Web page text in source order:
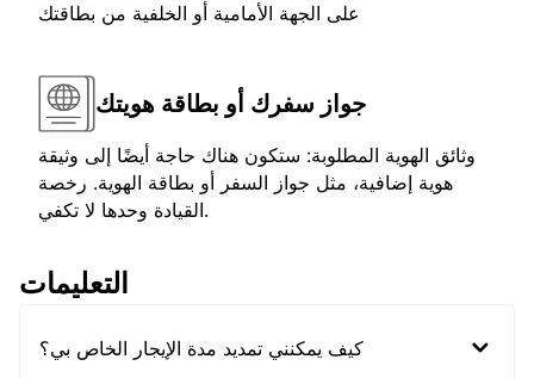
على الجهة الأمامية أو الخلفية من بطاقتك
جواز سفرك أو بطاقة هويتك
وثائق الهوية المطلوبة: ستكون هناك حاجة أيضًا إلى وثيقة
هوية إضافية، مثل جواز السفر أو بطاقة الهوية. رخصة
القيادة وحدها لا تكفي.
التعليمات
كيف يمكنني تمديد مدة الإيجار الخاص بي؟